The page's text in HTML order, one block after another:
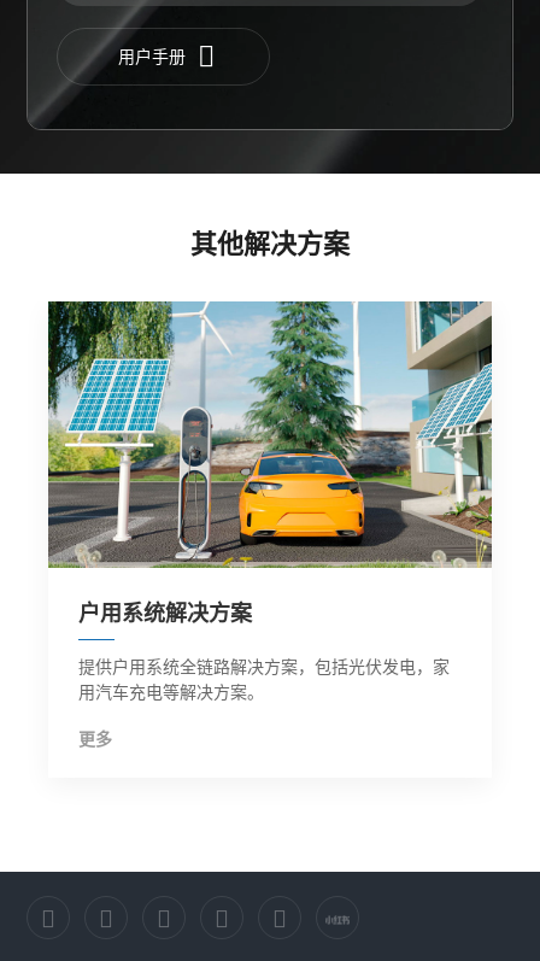
用户手册
其他解决方案
户用系统解决方案
提供户用系统全链路解决方案，包括光伏发电，家
用汽车充电等解决方案。
更多